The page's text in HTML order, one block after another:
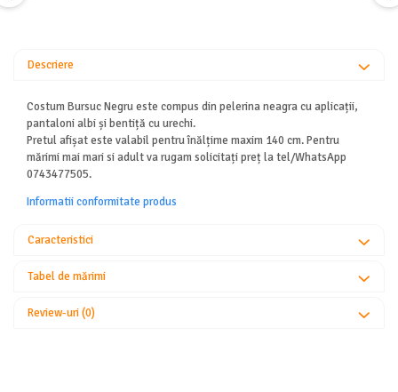
Descriere
Costum Bursuc Negru este compus din pelerina neagra cu aplicații,
pantaloni albi și bentiță cu urechi.
Pretul afișat este valabil pentru înălțime maxim 140 cm. Pentru
mărimi mai mari si adult va rugam solicitați preț la tel/WhatsApp
0743477505.
Informatii conformitate produs
Caracteristici
Tabel de mărimi
Review-uri(0)